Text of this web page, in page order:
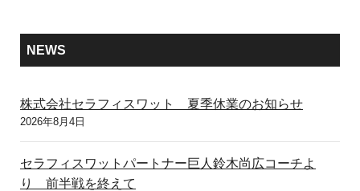
NEWS
株式会社セラフィスワット 夏季休業のお知らせ
2026年8月4日
セラフィスワットパートナー巨人鈴木尚広コーチよ
り 前半戦を終えて